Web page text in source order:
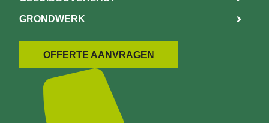
GRONDWERK
OFFERTE AANVRAGEN